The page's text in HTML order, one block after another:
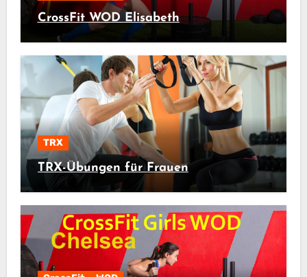
CrossFit WOD Elisabeth
TRX
TRX-Übungen für Frauen